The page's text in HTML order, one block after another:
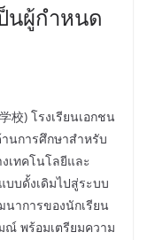
นผู้กำหนด
校) โรงเรียนเอกชน
นการศึกษาสำหรับ
เทคโนโลยีและ
บดั้งเดิมไปสู่ระบบ
นาการของนักเรียน
พร้อมเตรียมความ